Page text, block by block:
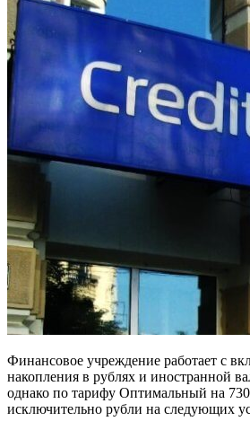
Финансовое учреждение работает с
накопления в рублях и иностранной
однако по тарифу Оптимальный на
исключительно рубли на следующих